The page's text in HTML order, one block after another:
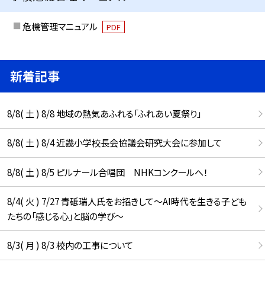
危機管理マニュアル PDF
新着記事
8/8( 土 ) 8/8 地域の熱気あふれる「ふれあい夏祭り」
8/8( 土 ) 8/4 近畿小学校長会協議会研究大会に参加して
8/8( 土 ) 8/5 ピルナール合唱団 NHKコンクールへ！
8/4( 火 ) 7/27 青砥瑞人氏をお招きして〜AI時代を生きる子ども
たちの「感じる心」と脳の学び〜
8/3( 月 ) 8/3 校内の工事について